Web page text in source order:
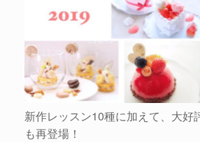
新作レッスン10種に加えて、大好
も再登場！